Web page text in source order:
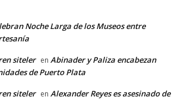
Noche Larga de los Museos entre
siteler en Abinader y Paliza encabezan
de Puerto Plata
siteler en Alexander Reyes es asesinado de